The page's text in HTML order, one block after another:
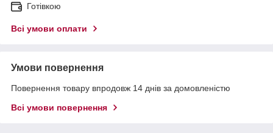
Готівкою
Всі умови оплати
Умови повернення
Повернення товару впродовж 14 днів за домовленістю
Всі умови повернення